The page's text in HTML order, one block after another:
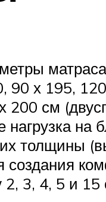
90 х 195,
200 см
на
толщины
создания
2, 3, 4, 5 и 15